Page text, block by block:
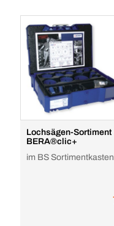
Lochsägen-Sortiment
BERA®clic+
im BS Sortimentkasten